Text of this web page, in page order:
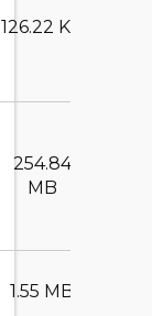
126.22 KB
254.84
MB
1.55 MB